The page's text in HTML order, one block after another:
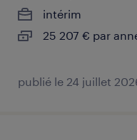
intérim
25 207 € par
publié le 24 juillet